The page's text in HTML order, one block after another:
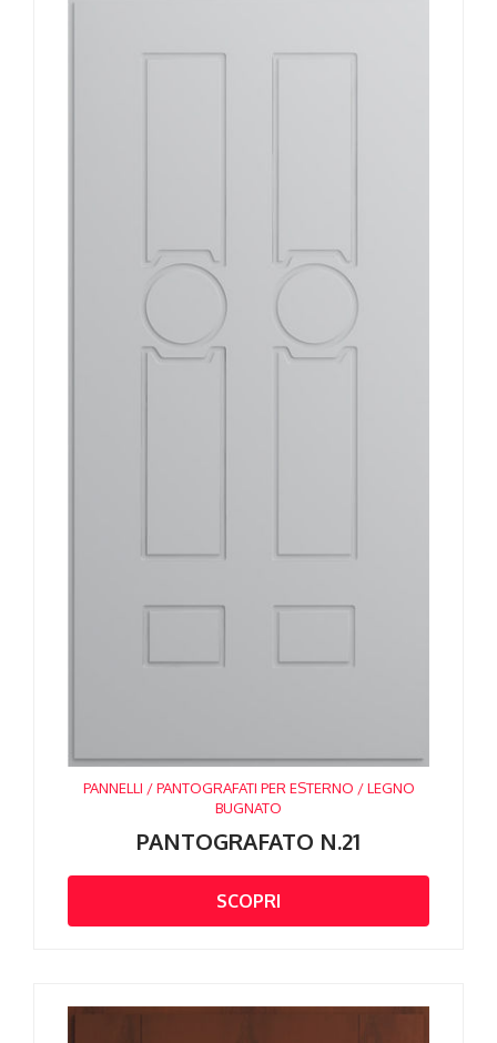
PANNELLI / PANTOGRAFATI PER ESTERNO / LEGNO
BUGNATO
PANTOGRAFATO N.21
SCOPRI